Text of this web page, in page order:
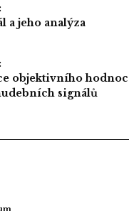
a jeho analýza
objektivního
signálů